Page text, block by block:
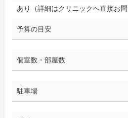
あり（詳細はクリニックへ直接お問
予算の目安
個室数・部屋数
駐車場